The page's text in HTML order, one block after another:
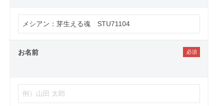
お名前